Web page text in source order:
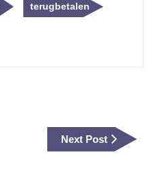
terugbetalen
Next Post
Next
Post